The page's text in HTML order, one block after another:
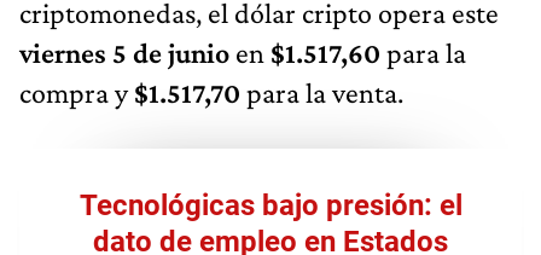
criptomonedas, el dólar cripto opera este
viernes 5 de junio en $1.517,60 para la
compra y$1.517,70 para la venta.
Tecnológicas bajo presión: el
dato de empleo en Estados